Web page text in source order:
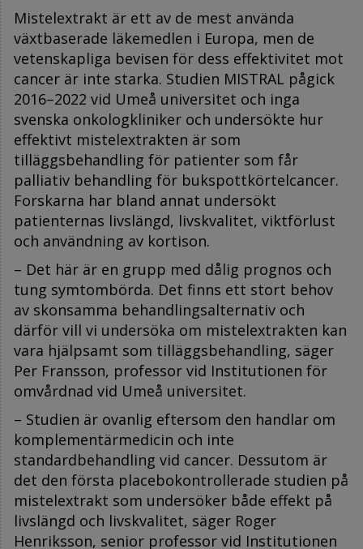
Mistelextrakt är ett av de mest använda
växtbaserade läkemedlen i Europa, men de
vetenskapliga bevisen för dess effektivitet mot
cancer är inte starka. Studien MISTRAL pågick
2016–2022 vid Umeå universitet och inga
svenska onkologkliniker och undersökte hur
effektivt mistelextrakten är som
tilläggsbehandling för patienter som får
palliativ behandling för bukspottkörtelcancer.
Forskarna har bland annat undersökt
patienternas livslängd, livskvalitet, viktförlust
och användning av kortison.
– Det här är en grupp med dålig prognos och
tung symtombörda. Det finns ett stort behov
av skonsamma behandlingsalternativ och
därför vill vi undersöka om mistelextrakten kan
vara hjälpsamt som tilläggsbehandling, säger
Per Fransson, professor vid Institutionen för
omvårdnad vid Umeå universitet.
– Studien är ovanlig eftersom den handlar om
komplementärmedicin och inte
standardbehandling vid cancer. Dessutom är
det den första placebokontrollerade studien på
mistelextrakt som undersöker både effekt på
livslängd och livskvalitet, säger Roger
Henriksson, senior professor vid Institutionen